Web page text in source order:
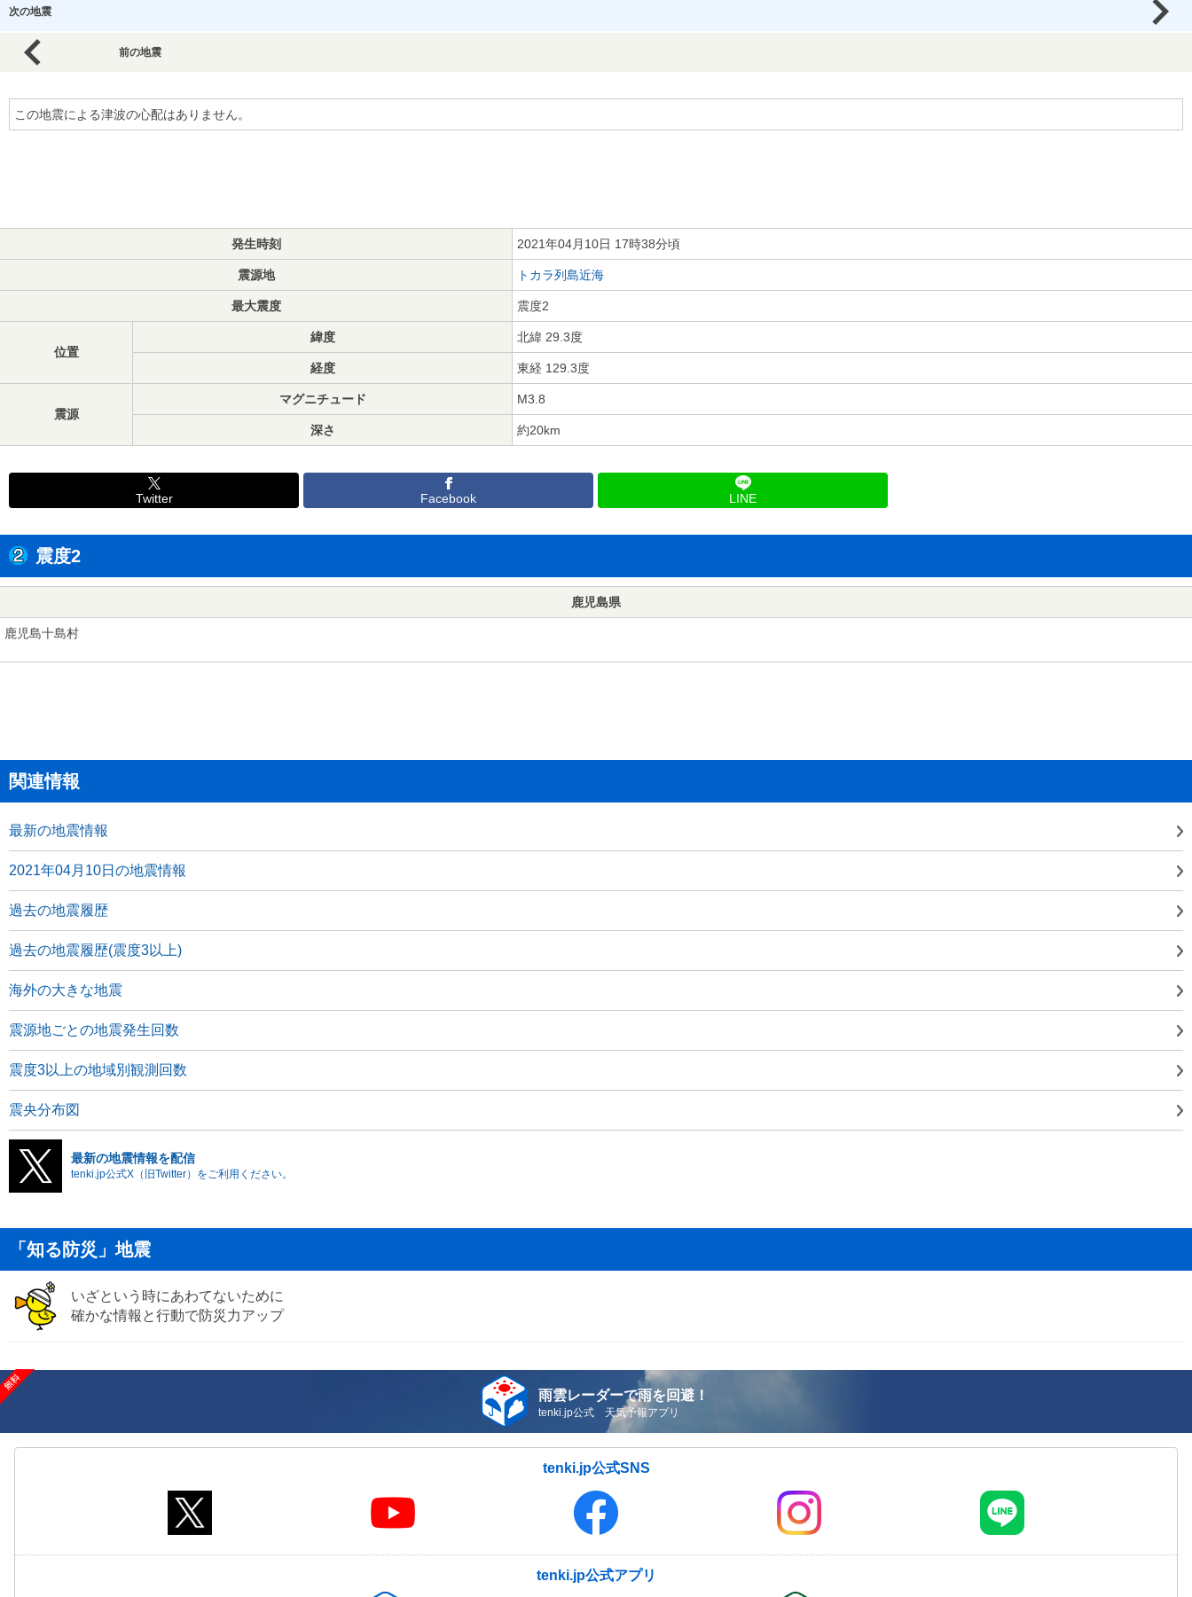
次の地震
前の地震
この地震による津波の心配はありません。
発生時刻 2021年04月10日 17時38分頃
震源地 トカラ列島近海
最大震度 震度2
位置
緯度 北緯 29.3度
経度 東経 129.3度
震源
マグニチュード M3.8
深さ 約20km
Twitter Facebook LINE
震度2
鹿児島県
鹿児島十島村
関連情報
最新の地震情報
2021年04月10日の地震情報
過去の地震履歴
過去の地震履歴(震度3以上)
海外の大きな地震
震源地ごとの地震発生回数
震度3以上の地域別観測回数
震央分布図
最新の地震情報を配信
tenki.jp公式X（旧Twitter）をご利用ください。
「知る防災」地震
いざという時にあわてないために
確かな情報と行動で防災力アップ
雨雲レーダーで雨を回避！
tenki.jp公式 天気予報アプリ
tenki.jp公式SNS
tenki.jp公式アプリ